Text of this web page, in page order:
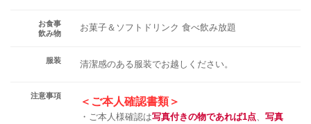
お食事
飲み物
お菓子＆ソフトドリンク ​​​​​​​食べ飲み放題
服装 清潔感のある服装でお越しください。
注意事項 ＜ご本人確認書類＞
・ご本人様確認は写真付きの物であれば1点
写真